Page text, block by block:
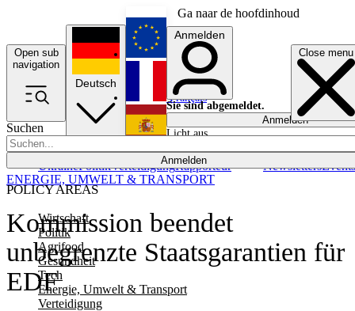
Ga naar de hoofdinhoud
Open sub
navigation
Close menu
Suchen
Anmelden
POLICY AREAS
Wirtschaft
Politik
Agrifood
Gesundheit
Tech
Energie, Umwelt & Transport
Verteidigung
UkrainePolitikVerteidigungRapporteur NewslettersEvents
Deutsch
English
Français
Anmelden
Sie sind abgemeldet.
Anmelden
Licht aus
Kommission beendet
unbegrenzte Staatsgarantien für
EDF
ENERGIE, UMWELT & TRANSPORT